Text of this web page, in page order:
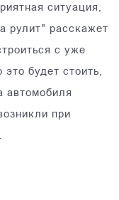
ситуация,
рулит" расскажет
с уже
будет стоить,
автомобиля
при